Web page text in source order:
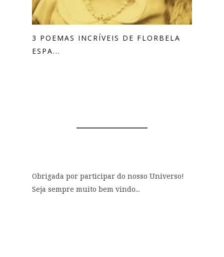
3 POEMAS INCRÍVEIS DE FLORBELA
ESPA...
Obrigada por participar do nosso Universo!
Seja sempre muito bem vindo...